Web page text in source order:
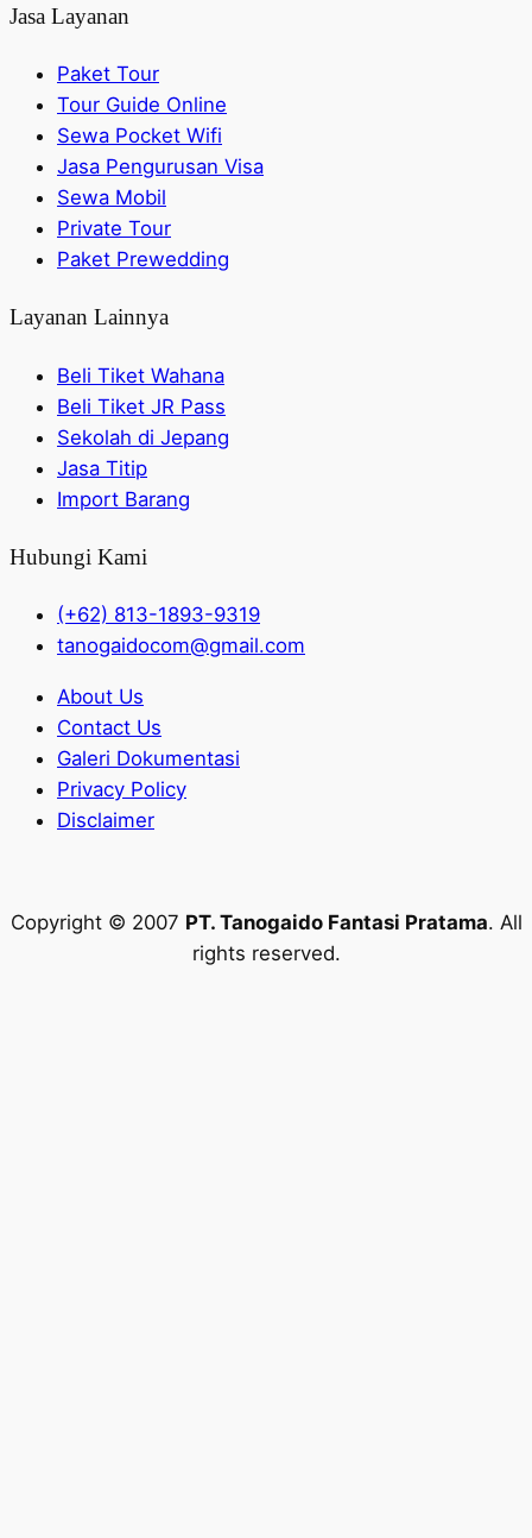
Jasa Layanan
Paket Tour
Tour Guide Online
Sewa Pocket Wifi
Jasa Pengurusan Visa
Sewa Mobil
Private Tour
Paket Prewedding
Layanan Lainnya
Beli Tiket Wahana
Beli Tiket JR Pass
Sekolah di Jepang
Jasa Titip
Import Barang
Hubungi Kami
(+62) 813-1893-9319
tanogaidocom@gmail.com
About Us
Contact Us
Galeri Dokumentasi
Privacy Policy
Disclaimer
Copyright © 2007 PT. Tanogaido Fantasi Pratama. All
rights reserved.